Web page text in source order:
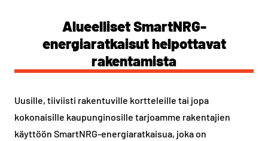
Alueelliset SmartNRG-
energiaratkaisut helpottavat
rakentamista
Uusille, tiiviisti rakentuville kortteleille tai jopa
kokonaisille kaupunginosille tarjoamme rakentajien
käyttöön SmartNRG-energiaratkaisua, joka on